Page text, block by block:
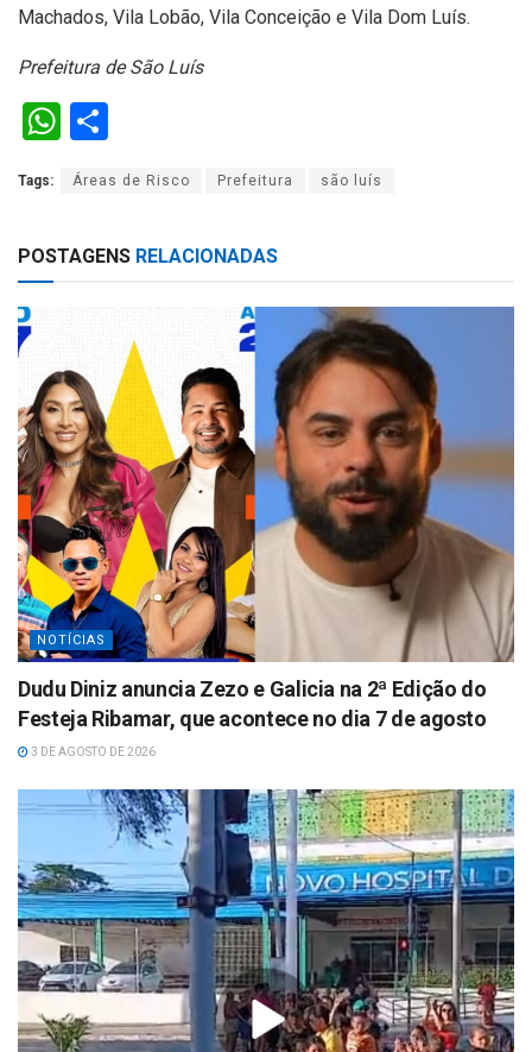
Machados, Vila Lobão, Vila Conceição e Vila Dom Luís.
Prefeitura de São Luís
W
h
at
A
ar
Tags: Áreas de Risco Prefeitura são luís
POSTAGENS RELACIONADAS
NOTÍCIAS
Dudu Diniz anuncia Zezo e Galicia na 2ª Edição do
Festeja Ribamar, que acontece no dia 7 de agosto
3 DE AGOSTO DE 2026